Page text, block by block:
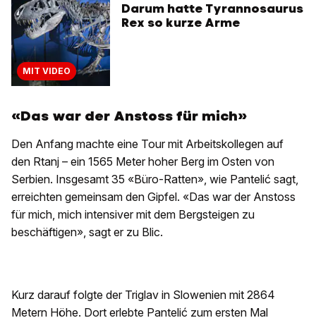
MIT VIDEO
Darum hatte Tyrannosaurus
Rex so kurze Arme
«Das war der Anstoss für mich»
Den Anfang machte eine Tour mit Arbeitskollegen auf
den Rtanj – ein 1565 Meter hoher Berg im Osten von
Serbien. Insgesamt 35 «Büro-Ratten», wie Pantelić sagt,
erreichten gemeinsam den Gipfel. «Das war der Anstoss
für mich, mich intensiver mit dem Bergsteigen zu
beschäftigen», sagt er zu Blic.
Kurz darauf folgte der Triglav in Slowenien mit 2864
Metern Höhe. Dort erlebte Pantelić zum ersten Mal